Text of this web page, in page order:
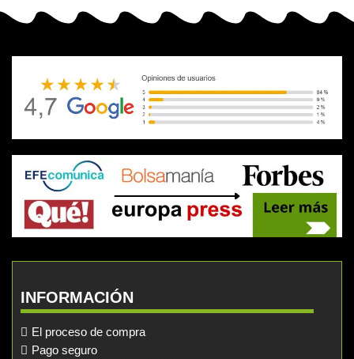
INFORMACIÓN
El proceso de compra
Pago seguro